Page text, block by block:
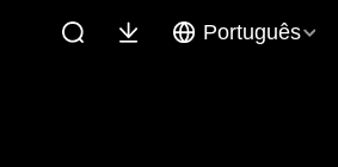
Português